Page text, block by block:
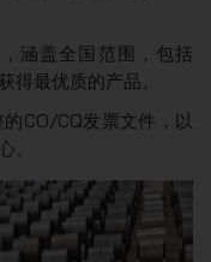
涵盖全国范围，包括
得最优质的产品。
CO/CQ发票文件，以
。